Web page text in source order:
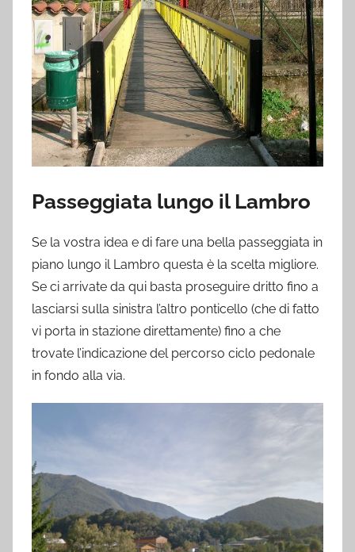
Passeggiata lungo il Lambro
Se la vostra idea e di fare una bella passeggiata in
piano lungo il Lambro questa è la scelta migliore.
Se ci arrivate da qui basta proseguire dritto fino a
lasciarsi sulla sinistra l’altro ponticello (che di fatto
vi porta in stazione direttamente) fino a che
trovate l’indicazione del percorso ciclo pedonale
in fondo alla via.